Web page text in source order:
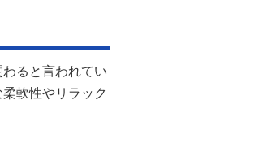
ると言われてい
軟性やリラック